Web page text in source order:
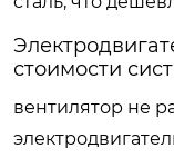
стоимости
вентилятор не